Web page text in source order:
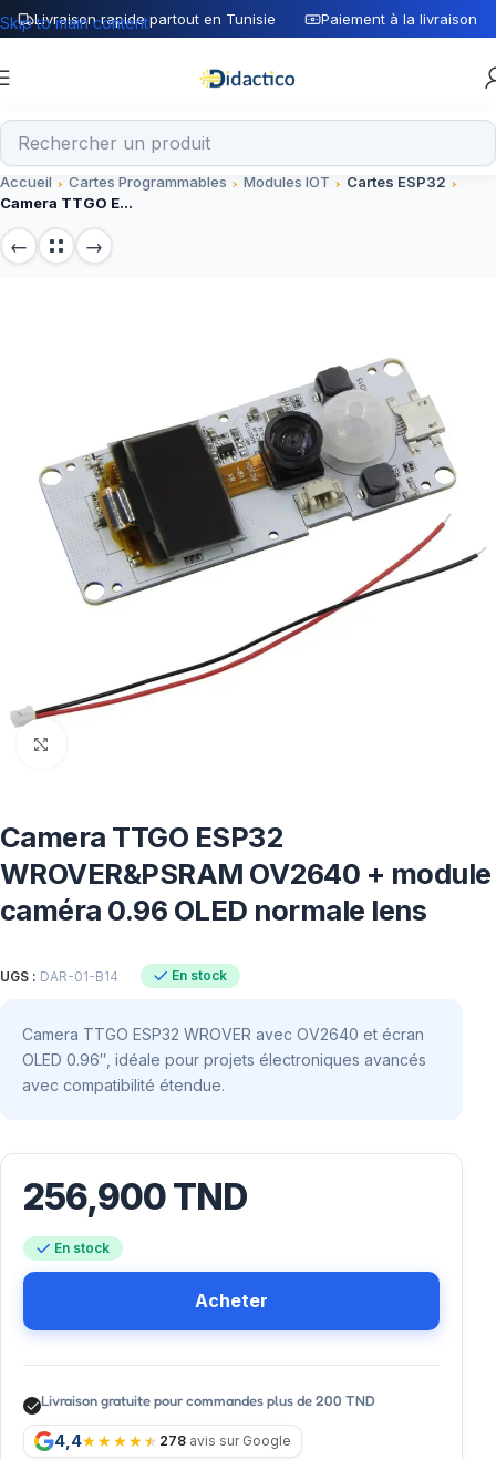
Livraison rapide partout en Tunisie Paiement à la livraison
Skip to main content
Accueil Cartes Programmables Modules IOT
Cartes ESP32
Camera TTGO ESP32 WROVER&PSRAM OV2640 + module caméra 0.96 OLED normale lens
Camera TTGO ESP32
WROVER&PSRAM OV2640 + module
caméra 0.96 OLED normale lens
UGS : DAR-01-B14 En stock
Camera TTGO ESP32 WROVER avec OV2640 et écran
OLED 0.96″, idéale pour projets électroniques avancés
avec compatibilité étendue.
256,900TND
En stock
Acheter
Livraison gratuite pour commandes plus de 200 TND
4,4 278 avis sur Google